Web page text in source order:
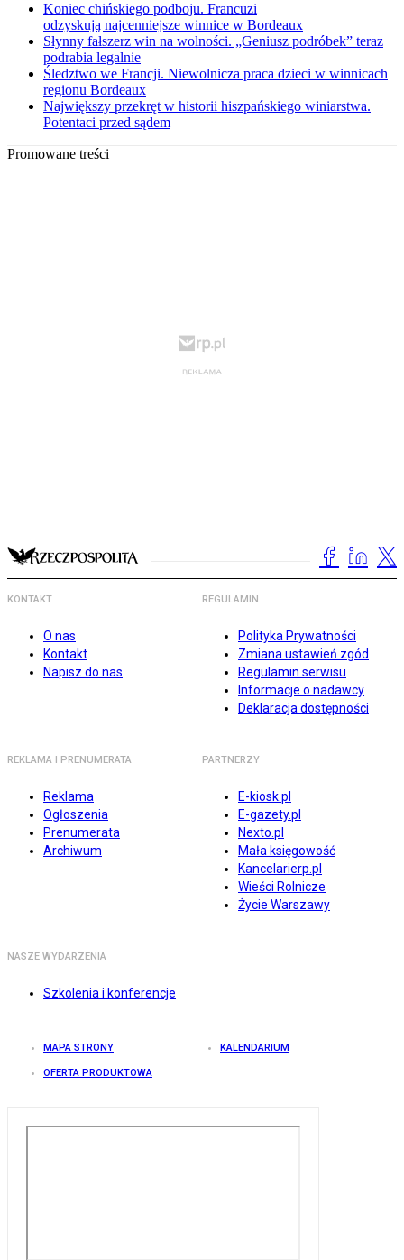
Koniec chińskiego podboju. Francuzi
odzyskują najcenniejsze winnice w Bordeaux
Słynny fałszerz win na wolności. „Geniusz podróbek” teraz
podrabia legalnie
Śledztwo we Francji. Niewolnicza praca dzieci w winnicach
regionu Bordeaux
Największy przekręt w historii hiszpańskiego winiarstwa.
Potentaci przed sądem
Promowane treści
KONTAKT
O nas
Kontakt
Napisz do nas
REGULAMIN
Polityka Prywatności
Zmiana ustawień zgód
Regulamin serwisu
Informacje o nadawcy
Deklaracja dostępności
REKLAMA I PRENUMERATA
Reklama
Ogłoszenia
Prenumerata
Archiwum
PARTNERZY
E-kiosk.pl
E-gazety.pl
Nexto.pl
Mała księgowość
Kancelarierp.pl
Wieści Rolnicze
Życie Warszawy
NASZE WYDARZENIA
Szkolenia i konferencje
MAPA STRONY KALENDARIUM
OFERTA PRODUKTOWA